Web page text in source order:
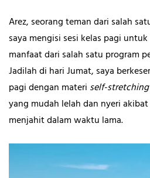
Arez, seorang teman dari salah
saya mengisi sesi kelas pagi
manfaat dari salah satu program
Jadilah di hari Jumat, saya
pagi dengan materi self-stretching
yang mudah lelah dan nyeri
menjahit dalam waktu lama.